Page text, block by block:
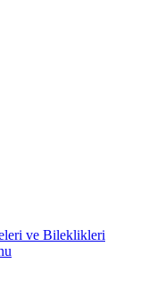
ve Bileklikleri